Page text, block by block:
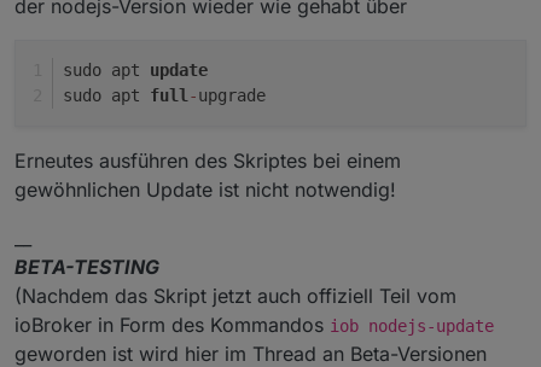
der nodejs-Version wieder wie gehabt über
sudo apt update
sudo apt full -upgrade
Erneutes ausführen des Skriptes bei einem
gewöhnlichen Update ist nicht notwendig!
BETA-TESTING
(Nachdem das Skript jetzt auch offiziell Teil vom
ioBroker in Form des Kommandos iob nodejs-update
geworden ist wird hier im Thread an Beta-Versionen